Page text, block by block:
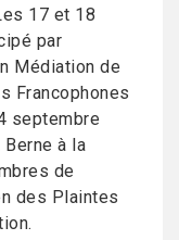
17 et 18
par
Médiation de
Francophones
septembre
à la
de
des Plaintes